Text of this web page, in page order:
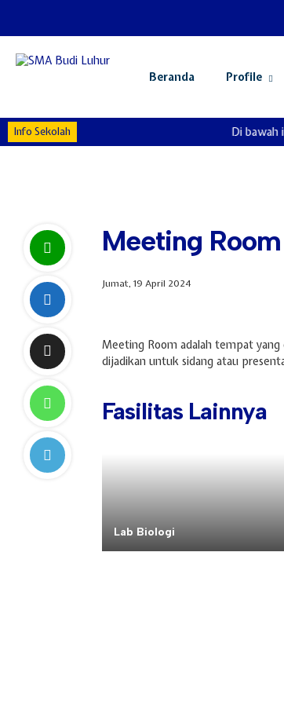
Beranda Profile
Info Sekolah Di bawah
Meeting Room
Jumat, 19 April 2024
Meeting Room adalah tempat
dijadikan untuk sidang atau
Fasilitas Lainnya
Lab Biologi